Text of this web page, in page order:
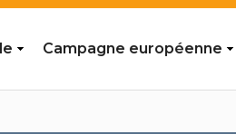
Campagne européenne